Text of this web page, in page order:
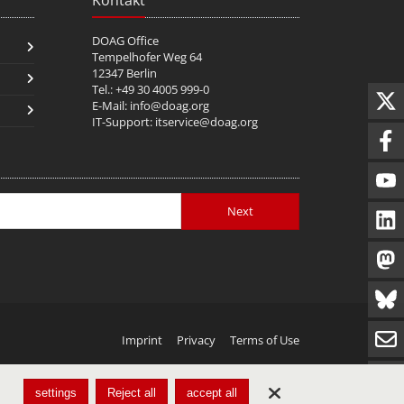
DOAG Office
Tempelhofer Weg 64
12347 Berlin
Tel.: +49 30 4005 999-0
E-Mail: info@doag.org
IT-Support: itservice@doag.org
Next
Imprint Privacy Terms of Use
settings Reject all accept all